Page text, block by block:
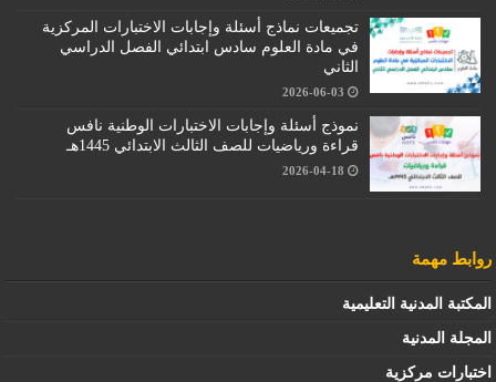
تجميعات نماذج أسئلة وإجابات الاختبارات المركزية
في مادة العلوم سادس ابتدائي الفصل الدراسي
الثاني
2026-06-03
نموذج أسئلة وإجابات الاختبارات الوطنية نافس
قراءة ورياضيات للصف الثالث الابتدائي 1445هـ
2026-04-18
روابط مهمة
المكتبة المدنية التعليمية
المجلة المدنية
اختبارات مركزية